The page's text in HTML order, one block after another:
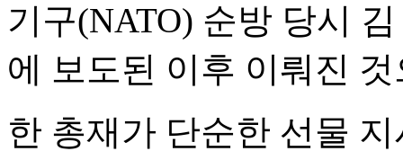
기구(NATO) 순방 당시
에 보도된 이후 이뤄진
한 총재가 단순한 선물